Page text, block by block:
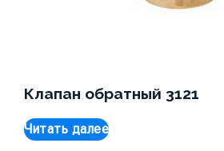
Клапан обратный 3121
Читать далее